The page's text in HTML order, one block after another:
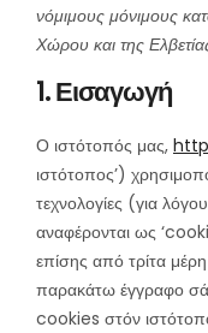
νόμιμους μόνιμους
Χώρου και της
1. Εισαγωγή
Ο ιστότοπός μας,
ιστότοπος’)
τεχνολογίες (για
αναφέρονται ως
επίσης από τρίτα
παρακάτω έγγραφο
cookies στόν